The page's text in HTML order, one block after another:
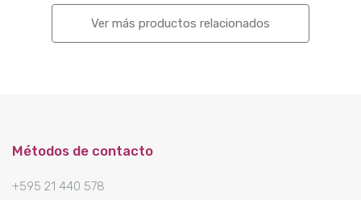
Ver más productos relacionados
Métodos de contacto
+595 21 440 578